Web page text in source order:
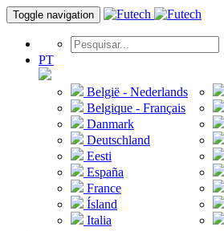
Toggle navigation
PT
België - Nederlands
Belgique - Français
Danmark
Deutschland
Eesti
España
France
Ísland
Italia